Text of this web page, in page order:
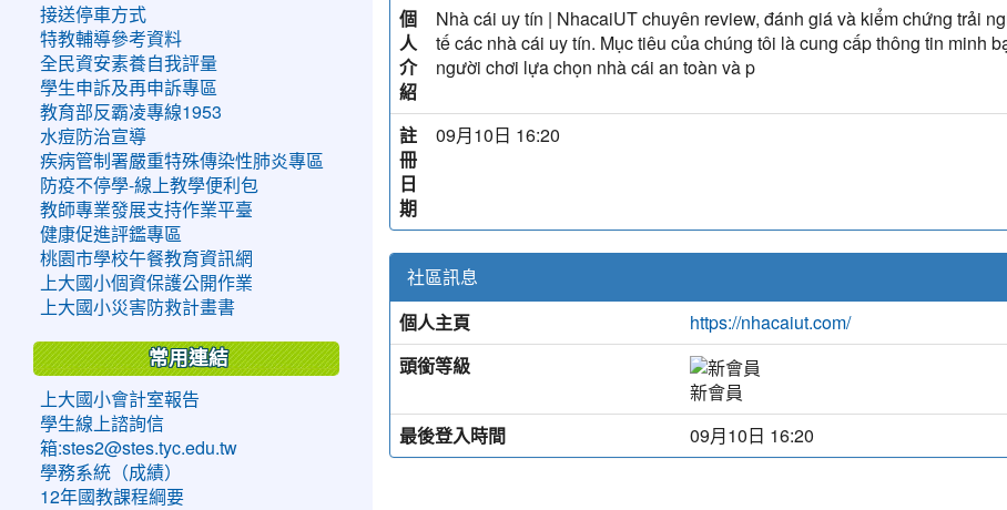
個
人
介
紹
Nhà cái uy tín | NhacaiUT chuyên review, đánh giá và kiểm chứng trải
tế các nhà cái uy tín. Mục tiêu của chúng tôi là cung cấp thông tin minh
người chơi lựa chọn nhà cái an toàn và p
註
冊
日
期
09月10日 16:20
社區訊息
個人主頁
https://nhacaiut.com/
頭銜等級
新會員
最後登入時間
09月10日 16:20
接送停車方式
特教輔導參考資料
全民資安素養自我評量
學生申訴及再申訴專區
教育部反霸凌專線1953
水痘防治宣導
疾病管制署嚴重特殊傳染性肺炎專區
防疫不停學-線上教學便利包
教師專業發展支持作業平臺
健康促進評鑑專區
桃園市學校午餐教育資訊網
上大國小個資保護公開作業
上大國小災害防救計畫書
常用連結
上大國小會計室報告
學生線上諮詢信
箱:stes2@stes.tyc.edu.tw
學務系統（成績）
12年國教課程綱要